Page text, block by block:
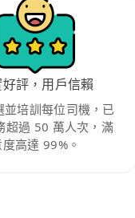
評，用戶信賴
並培訓每位司機，已
超過 50 萬人次，滿
度高達 99%。